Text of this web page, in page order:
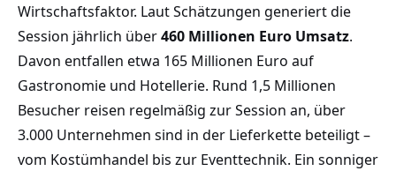
Wirtschaftsfaktor. Laut Schätzungen generiert die
Session jährlich über460 Millionen Euro Umsatz.
Davon entfallen etwa 165 Millionen Euro auf
Gastronomie und Hotellerie. Rund 1,5 Millionen
Besucher reisen regelmäßig zur Session an, über
3.000 Unternehmen sind in der Lieferkette beteiligt –
vom Kostümhandel bis zur Eventtechnik. Ein sonniger